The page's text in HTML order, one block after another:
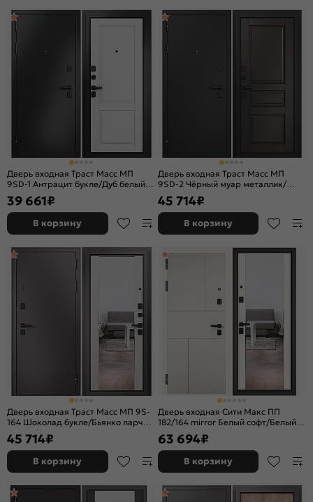
Дверь входная Траст Масс МП
9SD-1 Антрацит букле/Дуб белый
матовый, 2 замка, с ночной
задвижкой
39 661₽
В корзину
Дверь входная Траст Масс МП
9SD-2 Чёрный муар металлик/
Шоколад ларче, 2 замка, с ночной
задвижкой
45 714₽
В корзину
Дверь входная Траст Масс МП 9S-
164 Шоколад букле/Бьянко ларче,
с зеркалом, 2 замка, с ночной
задвижкой
45 714₽
В корзину
Дверь входная Сити Макс ПП
182/164 mirror Белый софт/Белый
софт, с зеркалом, 2 замка, с ночной
задвижкой
63 694₽
В корзину